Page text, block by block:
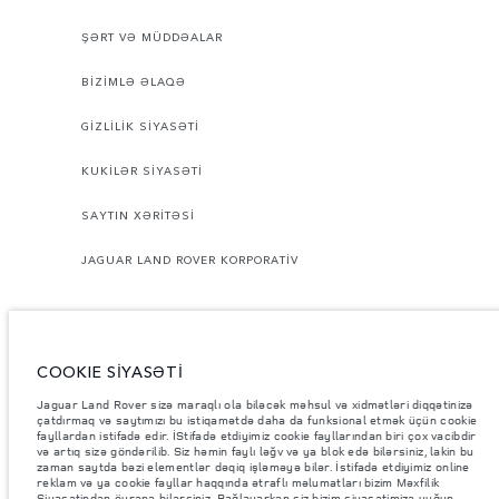
ŞƏRT VƏ MÜDDƏALAR
BİZİMLƏ ƏLAQƏ
GİZLİLİK SİYASƏTİ
KUKİLƏR SİYASƏTİ
SAYTIN XƏRİTƏSİ
JAGUAR LAND ROVER KORPORATİV
Jaguar Land Rover Limited: Qeydiyyatdan keçmiş ofis: Abbey Road,
Whitley, Coventry CV3 4LF. 1672070 nömrəsi ilə İngiltərədə qeydiyyatdan
keçmişdir. Göstərilən rəqəmlər AB qanunvericiliyinin tələblərinə uyğun
olaraq rəsmi istehsalçının testlərinin nəticəsidir. Avtomobilin faktiki
yanacaq sərfi bu cür testlərdə əldə ediləndən fərqli ola bilər və bu
rəqəmlər yalnız müqayisə məqsədləri üçündir. Bu veb-saytdakı
COOKIE SİYASƏTİ
Jaguar Land Rover sizə maraqlı ola biləcək məhsul və xidmətləri diqqətinizə
çatdırmaq və saytımızı bu istiqamətdə daha da funksional etmək üçün cookie
fayllardan istifadə edir. İStifadə etdiyimiz cookie fayllarından biri çox vacibdir
və artıq sizə göndərilib. Siz həmin faylı ləğv və ya blok edə bilərsiniz, lakin bu
zaman saytda bəzi elementlər dəqiq işləməyə bilər. İstifadə etdiyimiz online
reklam və ya cookie fayllar haqqında ətraflı məlumatları bizim Məxfilik